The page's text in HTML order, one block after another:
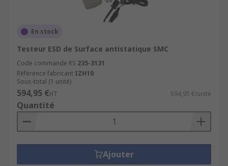
En stock
Testeur ESD de Surface antistatique SMC
Code commande RS 235-3131
Référence fabricant IZH10
Sous-total (1 unité)
594,95 €HT 594,95 €/unité
Quantité
Ajouter